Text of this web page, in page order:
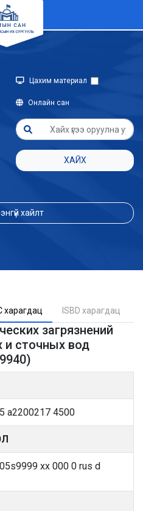
Цахим материал
Онлайн сан
ХАЙХ
хайлт
харагдац ISBD харагдац
загрязнений
и сточных вод
a2200217 4500
xx 000 0 rus d